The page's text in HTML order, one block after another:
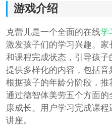
游戏介绍
克蕾儿是一个全面的在线学
激发孩子们的学习兴趣。
和课程完成状态，引导孩
提供多样化的内容，包括音
根据孩子的年龄分阶段，推
通过德智体美劳五个方面
康成长。用户学习完成课
讲座。